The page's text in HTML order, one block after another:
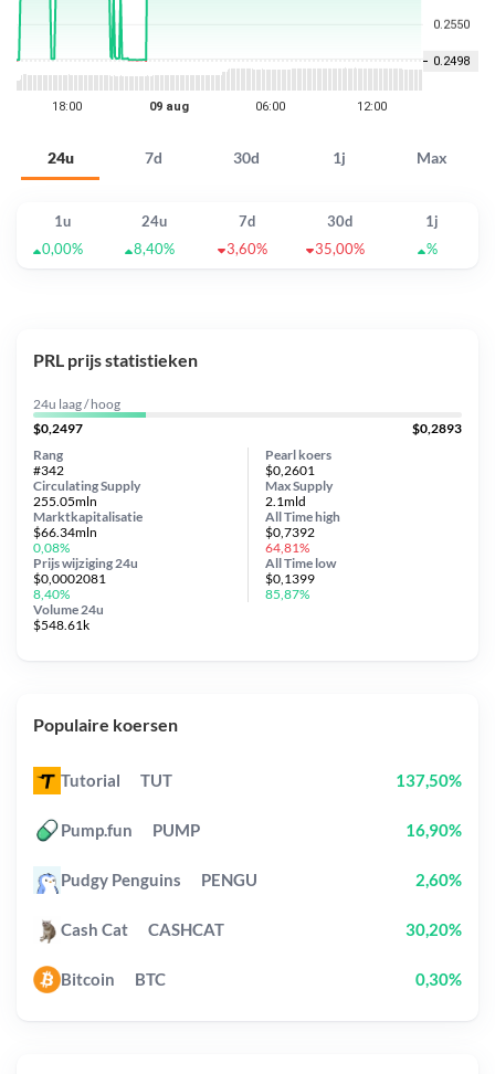
24u 7d 30d 1j Max
1u 24u 7d 30d
1j
0,00%
8,40% 3,60% 35,00% %
PRL prijs statistieken
24u laag / hoog
$0,2497
$0,2893
Pearl koers
$0,2601
Circulating Supply
255.05mln
Prijs wijziging 24u
$0,0002081
8,40%
Max Supply
2.1mld
Marktkapitalisatie
$66.34mln
0,08%
Volume 24u
$548.61k
Rang
#342
All Timehigh
$0,7392
64,81%
All Time low
$0,1399
85,87%
Populaire koersen
Tutorial TUT 137,50%
Pump.fun PUMP 16,90%
Pudgy Penguins PENGU 2,60%
Cash Cat CASHCAT 30,20%
Bitcoin BTC 0,30%